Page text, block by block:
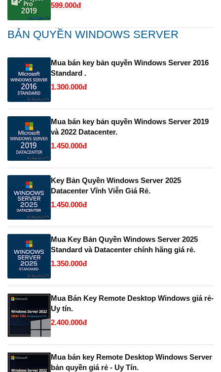
599.000đ
BẢN QUYỀN WINDOWS SERVER
Mua bán key bản quyền Windows Server 2016
Standard .
1.300.000đ
Mua bán key bản quyền Windows Server 2019
và 2022 Datacenter.
1.450.000đ
Key Bản Quyền Windows Server 2025
Datacenter Vĩnh Viễn Giá Rẻ.
1.450.000đ
Mua Key Bản Quyền Windows Server 2025
Standard và Datacenter chính hãng giá rẻ.
1.350.000đ
Mua Bán Key Remote Desktop Windows giá rẻ-
Uy tín.
2.400.000đ
Mua bán key Remote Desktop Windows Server
bản quyền giá rẻ - Uy Tín.